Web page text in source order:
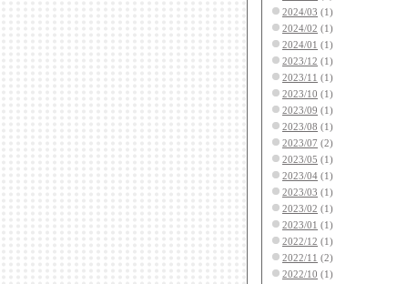
2024/03 (1)
2024/02 (1)
2024/01 (1)
2023/12 (1)
2023/11 (1)
2023/10 (1)
2023/09 (1)
2023/08 (1)
2023/07 (2)
2023/05 (1)
2023/04 (1)
2023/03 (1)
2023/02 (1)
2023/01 (1)
2022/12 (1)
2022/11 (2)
2022/10 (1)